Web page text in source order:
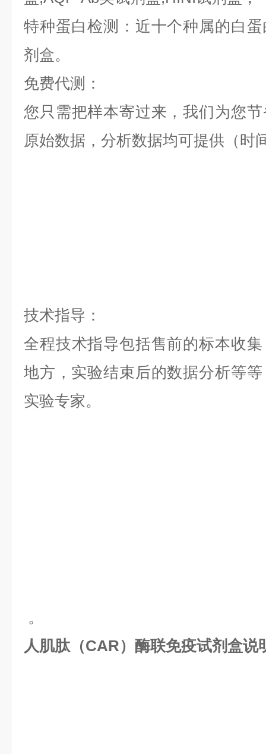
特种蛋白检测：近十个种属的白
剂盒。
免费代测：
您只需把样本寄过来，我们为您
原始数据，分析数据均可提供（时
技术指导：
全程技术指导包括售前的标本收
地方，实验结束后的数据分析等
实验专家。
。
人肌肽（CAR）酶联免疫试剂盒说